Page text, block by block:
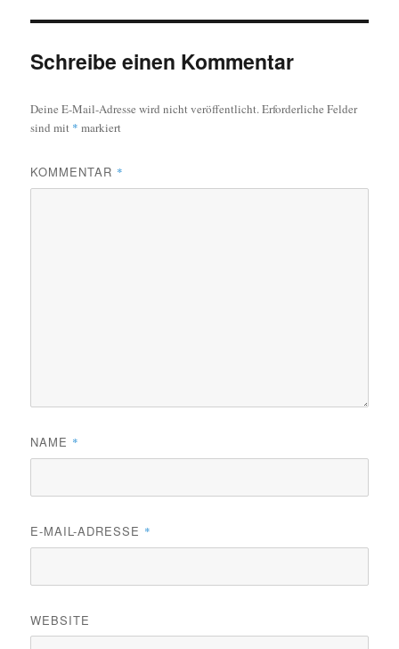
Schreibe einen Kommentar
Deine E-Mail-Adresse wird nicht veröffentlicht.Erforderliche Felder
sind mit * markiert
KOMMENTAR *
NAME *
E-MAIL-ADRESSE *
WEBSITE